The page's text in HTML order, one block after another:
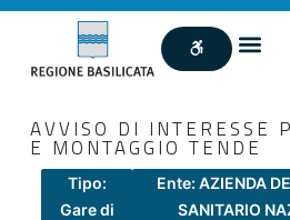
AVVISO DI INTERESSE
E MONTAGGIO TENDE
Tipo:
Gare di
Ente: AZIENDA
SANITARIO